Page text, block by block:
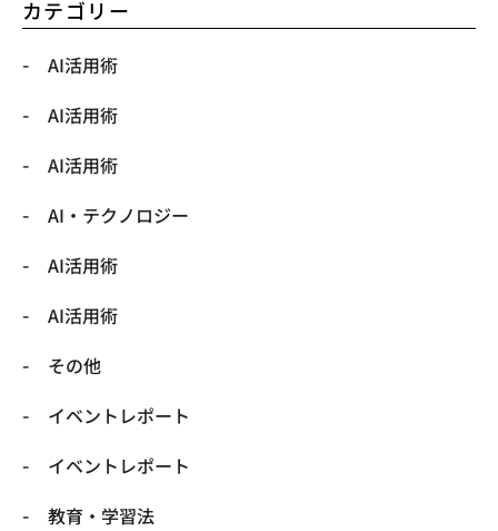
カテゴリー
AI活用術
AI活用術
AI活用術
​AI・テクノロジー
​AI活用術
​AI活用術
​その他
​イベントレポート
​イベントレポート
​教育・学習法